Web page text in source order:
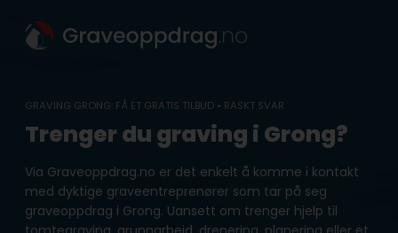
content
GRAVING GRONG: FÅ ET GRATIS TILBUD • RASKT SVAR
Trenger du graving i Grong?
Via Graveoppdrag.no er det enkelt å komme i kontakt
med dyktige graveentreprenører som tar på seg
graveoppdrag i Grong. Uansett om trenger hjelp til